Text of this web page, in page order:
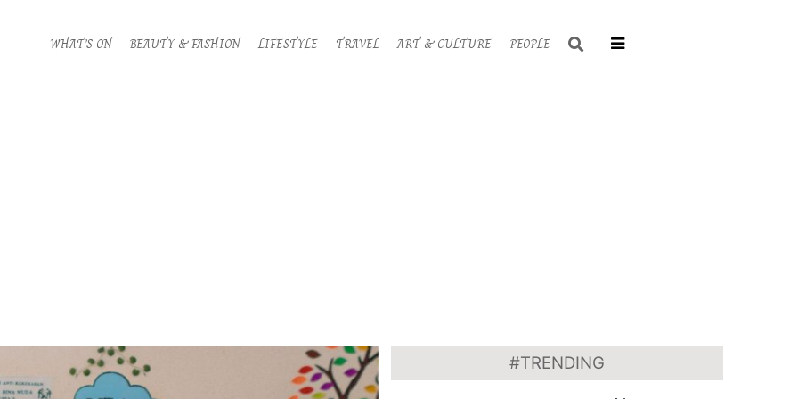
WHAT’S ON BEAUTY & FASHION LIFESTYLE TRAVEL ART & CULTURE PEOPLE Search
#TRENDING